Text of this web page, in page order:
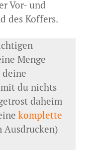
Vor- und
des Koffers.
Menge
du nichts
daheim
komplette
Ausdrucken)